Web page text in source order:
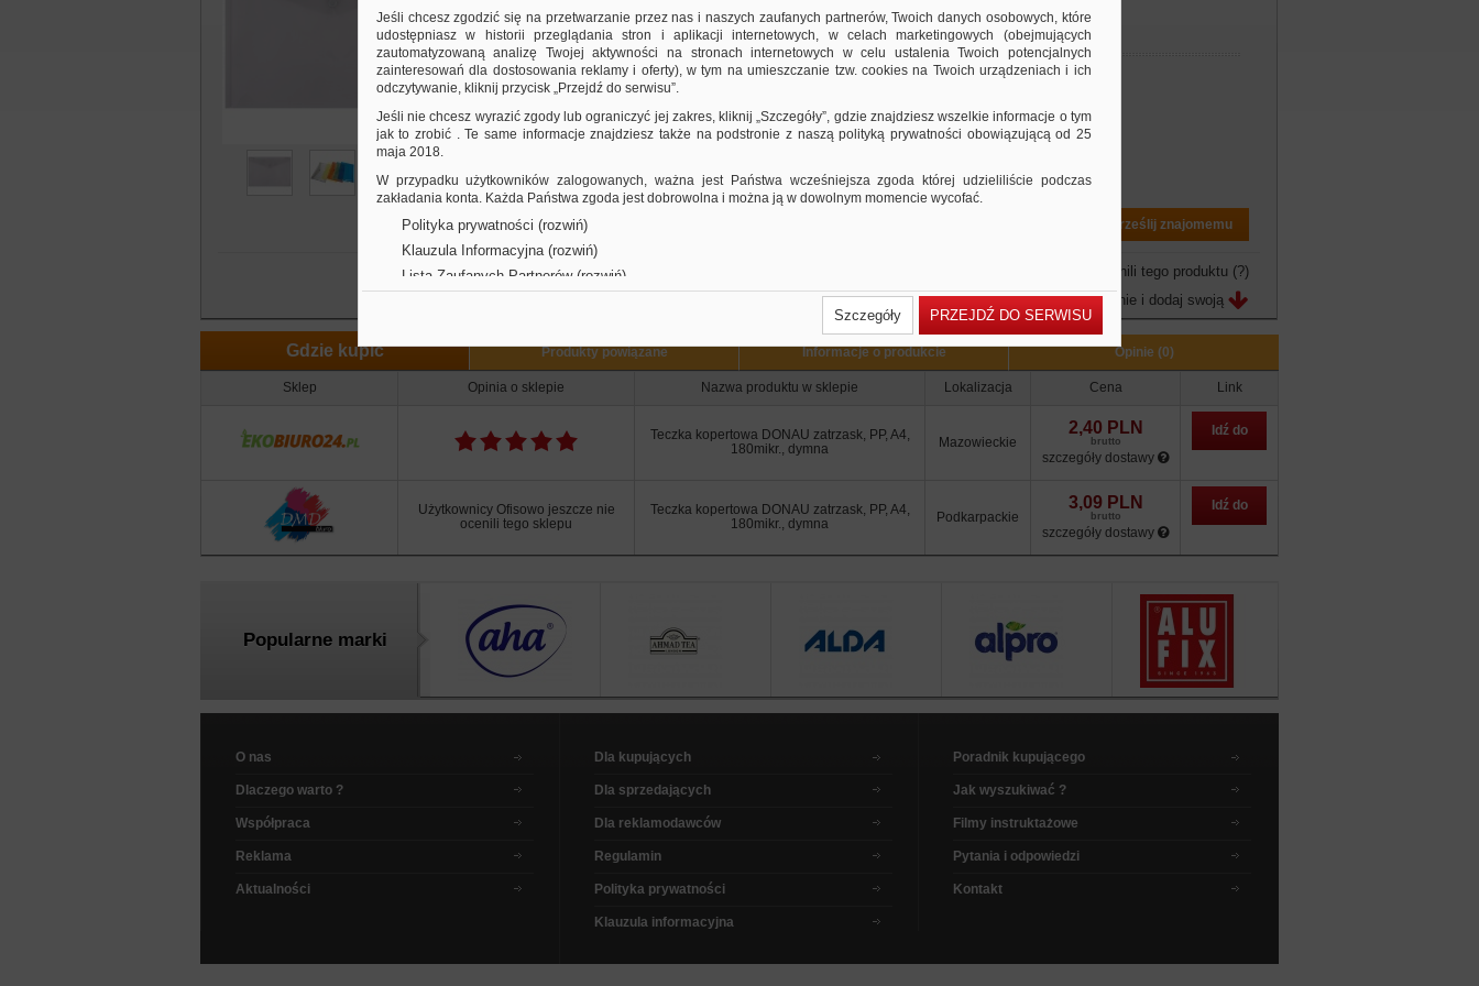
kolor dymny
Inne wersje produktu
kolor
Prześlij znajomemu
Użytkownicy Ofisowo jeszcze nie ocenili tego produktu (?)
Zobacz opinie i dodaj swoją
Gdzie kupić Produkty powiązane Informacje o produkcie Opinie (0)
Sklep Opinia o sklepie Nazwa produktu w sklepie Lokalizacja Cena Link
Teczka kopertowa DONAU zatrzask, PP, A4,
180mikr., dymna
Mazowieckie
2,40 PLN
brutto
szczegóły dostawy
Idź do
Użytkownicy Ofisowo jeszcze nie
ocenili tego sklepu
Teczka kopertowa DONAU zatrzask, PP, A4,
180mikr., dymna
Podkarpackie
3,09 PLN
brutto
szczegóły dostawy
Idź do
Popularne marki
O nas
Dlaczego warto ?
Współpraca
Reklama
Aktualności
Dla kupujących
Dla sprzedających
Dla reklamodawców
Regulamin
Polityka prywatności
Klauzula informacyjna
Poradnik kupującego
Jak wyszukiwać ?
Filmy instruktażowe
Pytania i odpowiedzi
Kontakt
Jeśli chcesz zgodzić się na przetwarzanie przez nas i naszych zaufanych partnerów, Twoich danych osobowych, które
udostępniasz w historii przeglądania stron i aplikacji internetowych, w celach marketingowych (obejmujących
zautomatyzowaną analizę Twojej aktywności na stronach internetowych w celu ustalenia Twoich potencjalnych
zainteresowań dla dostosowania reklamy i oferty), w tym na umieszczanie tzw. cookies na Twoich urządzeniach i ich
odczytywanie, kliknij przycisk „Przejdź do serwisu”.
Jeśli nie chcesz wyrazić zgody lub ograniczyć jej zakres, kliknij „Szczegóły”, gdzie znajdziesz wszelkie informacje o tym
jak to zrobić . Te same informacje znajdziesz także na podstronie z naszą polityką prywatności obowiązującą od 25
maja 2018.
W przypadku użytkowników zalogowanych, ważna jest Państwa wcześniejsza zgoda której udzieliliście podczas
zakładania konta. Każda Państwa zgoda jest dobrowolna i można ją w dowolnym momencie wycofać.
Polityka prywatności (rozwiń)
Klauzula Informacyjna (rozwiń)
Lista Zaufanych Partnerów (rozwiń)
Szczegóły PRZEJDŹ DO SERWISU